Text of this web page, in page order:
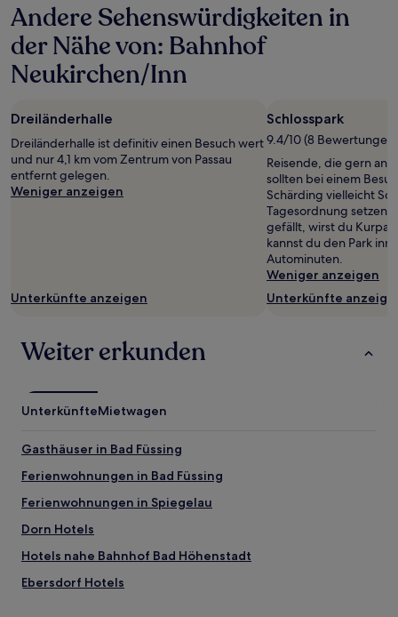
24 Stunden
für
einen
Aufenthalt
mit
2 Erwachsenen
gefunden
wurde.
Preise
und
zusätzliche
Andere Sehenswürdigkeiten in
der Nähe von: Bahnhof
Neukirchen/Inn
Dreiländerhalle
Dreiländerhalle ist definitiv einen Besuch wert
und nur 4,1 km vom Zentrum von Passau
entfernt gelegen.
Weniger anzeigen
Unterkünfte anzeigen
Schlosspark
9.4/10 (8 Bewertungen)
Reisende, die gern an
sollten bei einem
Schärding vielleicht
Tagesordnung setzen.
gefällt, wirst du
kannst du den Park
Autominuten.
Weniger anzeigen
Unterkünfte
Weiter erkunden
UnterkünfteMietwagen
Gasthäuser in Bad Füssing
Ferienwohnungen in Bad Füssing
Ferienwohnungen in Spiegelau
Dorn Hotels
Hotels nahe Bahnhof Bad Höhenstadt
Ebersdorf Hotels